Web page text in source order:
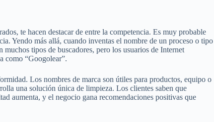
te hacen destacar de entre la competencia. Es muy probable
Yendo más allá, cuando inventas el nombre de un proceso o tipo
tipos de buscadores, pero los usuarios de Internet
como “Googolear”.
Los nombres de marca son útiles para productos, equipo o
una solución única de limpieza. Los clientes saben que
aumenta, y el negocio gana recomendaciones positivas que